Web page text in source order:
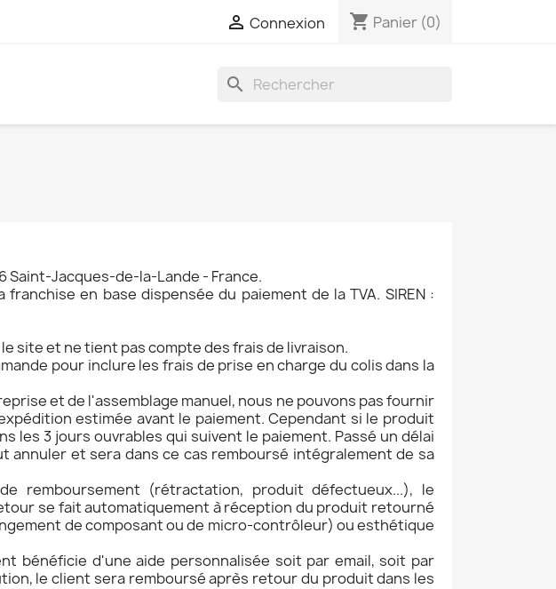
 Connexion shopping_cart Panier (0)
search
Saint-Jacques-de-la-Lande - France.
franchise en base dispensée du paiement de la TVA. SIREN :
site et ne tient pas compte des frais de livraison.
pour inclure les frais de prise en charge du colis dans la
et de l'assemblage manuel, nous ne pouvons pas fournir
estimée avant le paiement. Cependant si le produit
3 jours ouvrables qui suivent le paiement. Passé un délai
annuler et sera dans ce cas remboursé intégralement de sa
remboursement (rétractation, produit défectueux...), le
se fait automatiquement à réception du produit retourné
de composant ou de micro-contrôleur) ou esthétique
bénéficie d'une aide personnalisée soit par email, soit par
le client sera remboursé après retour du produit dans les